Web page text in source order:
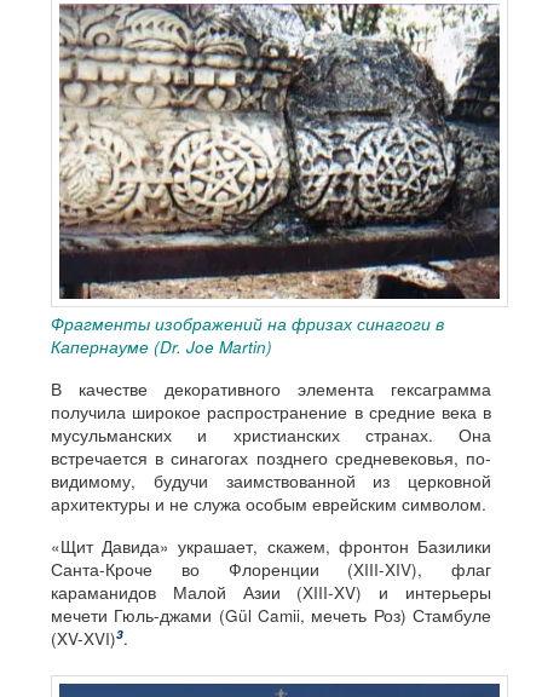
Фрагменты изображений на фризах синагоги в
Капернауме (Dr. Joe Martin)
В качестве декоративного элемента гексаграмма
получила широкое распространение в средние века в
мусульманских и христианских странах. Она
встречается в синагогах позднего средневековья, по-
видимому, будучи заимствованной из церковной
архитектуры и не служа особым еврейским символом.
«Щит Давида» украшает, скажем, фронтон Базилики
Санта-Кроче во Флоренции (XIII-XIV), флаг
караманидов Малой Азии (XIII-XV) и интерьеры
мечети Гюль-джами (Gül Camii, мечеть Роз) Стамбуле
(XV-XVI)3.